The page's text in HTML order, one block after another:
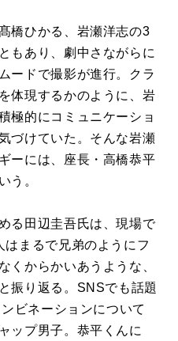
橋ひかる、岩瀬洋志の3
もあり、劇中さながらに
ードで撮影が進行。クラ
体現するかのように、岩
極的にコミュニケーショ
づけていた。そんな岩瀬
ーには、座長・高橋恭平
う。
る田辺圭吾氏は、現場で
まるで兄弟のようにフ
くからかいあうような、
振り返る。SNSでも話題
ビネーションについて
ップ男子。恭平くんに